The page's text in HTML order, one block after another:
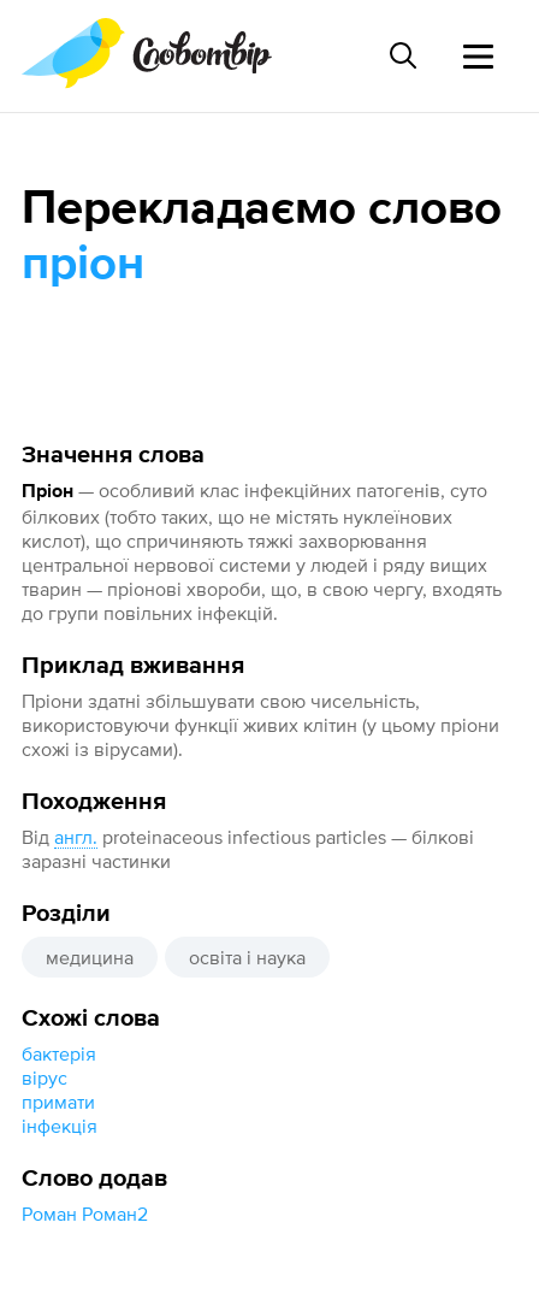
Значення слова
Пріон— особливий клас інфекційних патогенів, суто
білкових (тобто таких, що не містять нуклеїнових
кислот), що спричиняють тяжкі захворювання
центральної нервової системи у людей і ряду вищих
тварин — пріонові хвороби, що, в свою чергу, входять
до групи повільних інфекцій.
Приклад вживання
Пріони здатні збільшувати свою чисельність,
використовуючи функції живих клітин (у цьому пріони
схожі із вірусами).
Походження
Від англ. proteinaceous infectious particles — білкові
заразні частинки
Розділи
медицина освіта і наука
Схожі слова
бактерія
вірус
примати
інфекція
Слово додав
Роман Роман2
Перекладаємо слово
пріон